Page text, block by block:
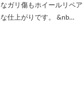
なガリ傷もホイールリペ
な仕上がりです。 &nb…